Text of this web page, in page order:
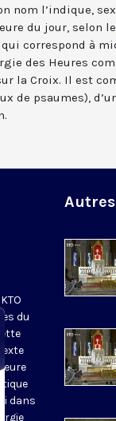
nom l’indique,
du jour, selon
correspond à
des Heures
la Croix. Il est
de psaumes),
du
dans